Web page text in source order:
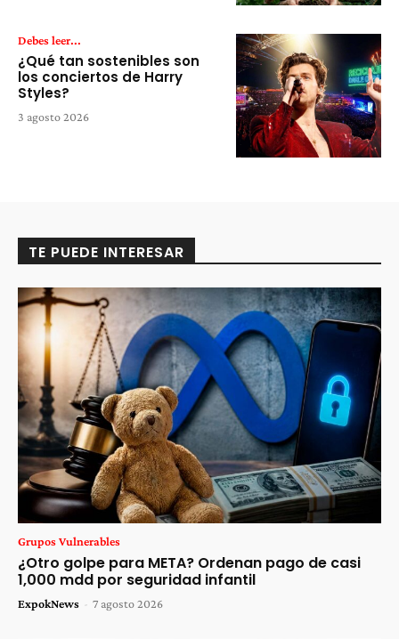
Debes leer...
¿Qué tan sostenibles son
los conciertos de Harry
Styles?
3 agosto 2026
TE PUEDE INTERESAR
Grupos Vulnerables
¿Otro golpe para META? Ordenan pago de casi
1,000 mdd por seguridad infantil
ExpokNews - 7 agosto 2026